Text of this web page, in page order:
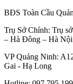
BĐS Toàn Cầu
Trụ Sở Chính: Trụ
– Hà Đông – Hà Nội
VP Quảng Ninh:
Gai - Hạ Long